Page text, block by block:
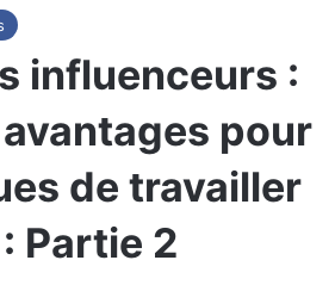
influenceurs :
pour
de travailler
Partie 2